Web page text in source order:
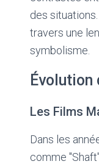
des
travers une
symbolisme.
Les Films
Dans les
comme